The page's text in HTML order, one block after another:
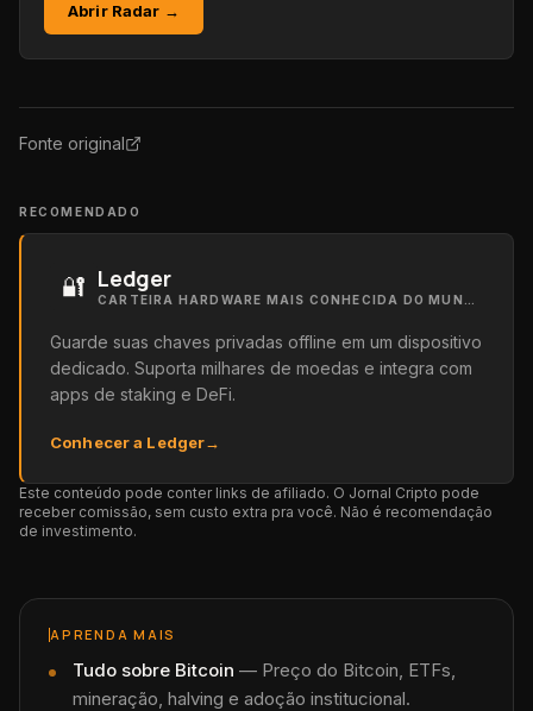
Abrir Radar →
Fonte original
RECOMENDADO
🔐 Ledger
Guarde suas chaves privadas offline em um dispositivo
dedicado. Suporta milhares de moedas e integra com
apps de staking e DeFi.
Conhecer a Ledger→
Este conteúdo pode conter links de afiliado. O Jornal Cripto pode
receber comissão, sem custo extra pra você. Não é recomendação
de investimento.
APRENDA MAIS
Tudo sobre Bitcoin — Preço do Bitcoin, ETFs,
mineração, halving e adoção institucional.